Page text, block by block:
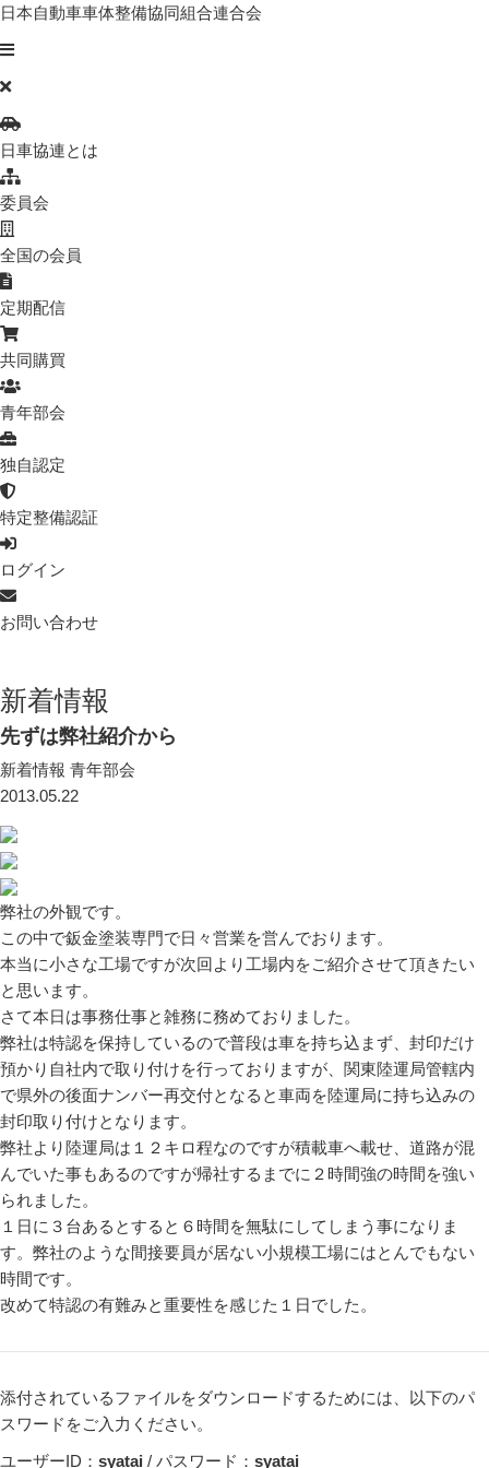
日本自動車車体整備協同組合連合会
日車協連とは
委員会
全国の会員
定期配信
共同購買
青年部会
独自認定
特定整備認証
ログイン
お問い合わせ
新着情報
先ずは弊社紹介から
新着情報 青年部会
2013.05.22
弊社の外観です。
この中で鈑金塗装専門で日々営業を営んでおります。
本当に小さな工場ですが次回より工場内をご紹介させて頂きたい
と思います。
さて本日は事務仕事と雑務に務めておりました。
弊社は特認を保持しているので普段は車を持ち込まず、封印だけ
預かり自社内で取り付けを行っておりますが、関東陸運局管轄内
で県外の後面ナンバー再交付となると車両を陸運局に持ち込みの
封印取り付けとなります。
弊社より陸運局は１２キロ程なのですが積載車へ載せ、道路が混
んでいた事もあるのですが帰社するまでに２時間強の時間を強い
られました。
１日に３台あるとすると６時間を無駄にしてしまう事になりま
す。弊社のような間接要員が居ない小規模工場にはとんでもない
時間です。
改めて特認の有難みと重要性を感じた１日でした。
添付されているファイルをダウンロードするためには、以下のパ
スワードをご入力ください。
ユーザーID： syatai / パスワード： syatai